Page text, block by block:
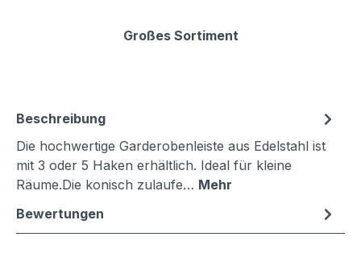
Großes Sortiment
Beschreibung
Die hochwertige Garderobenleiste aus Edelstahl ist
mit 3 oder 5 Haken erhältlich. Ideal für kleine
Räume.Die konisch zulaufe… Mehr
Bewertungen